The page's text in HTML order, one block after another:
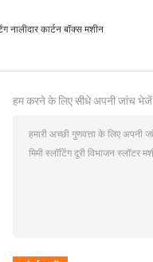
नालीदार कार्टन बॉक्स मशीन
हम करने के लिए सीधे अपनी जांच भेजें